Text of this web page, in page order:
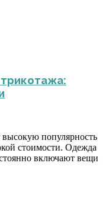
высокую популярность
стоимости. Одежда
включают вещи